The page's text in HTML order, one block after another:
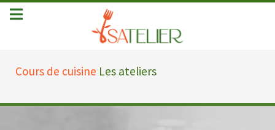
Cours de cuisine Les ateliers